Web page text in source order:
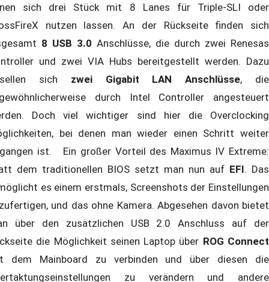
sich drei Stück mit 8 Lanes für Triple-SLI oder
nutzen lassen. An der Rückseite finden sich
8 USB 3.0 Anschlüsse, die durch zwei Renesas
und zwei VIA Hubs bereitgestellt werden. Dazu
sich zwei Gigabit LAN Anschlüsse, die
durch Intel Controller angesteuert
Doch viel wichtiger sind hier die Overclocking
bei denen man wieder einen Schritt weiter
ist. Ein großer Vorteil des Maximus IV Extreme:
dem traditionellen BIOS setzt man nun auf EFI. Das
es einem erstmals, Screenshots der Einstellungen
und das ohne Kamera. Abgesehen davon bietet
über den zusätzlichen USB 2.0 Anschluss auf der
die Möglichkeit seinen Laptop über ROG Connect
dem Mainboard zu verbinden und über diesen die
zu verändern und andere